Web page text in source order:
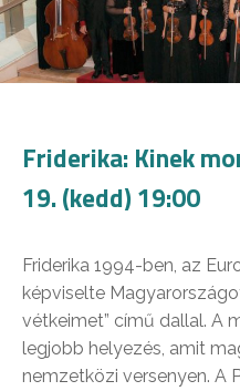
Friderika: Kinek
19. (kedd) 19:00
Friderika 1994-ben, az
képviselte
vétkeimet” című dallal. A
legjobb helyezés, amit
nemzetközi versenyen. A